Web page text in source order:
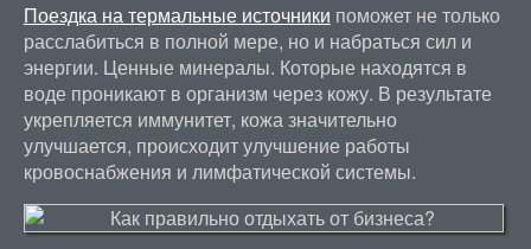
Поездка на термальные источники поможет не только
расслабиться в полной мере, но и набраться сил и
энергии. Ценные минералы. Которые находятся в
воде проникают в организм через кожу. В результате
укрепляется иммунитет, кожа значительно
улучшается, происходит улучшение работы
кровоснабжения и лимфатической системы.